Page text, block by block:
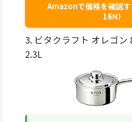
Amazonで価格を確認
16N）
3. ビタクラフト オレゴ
2.3L